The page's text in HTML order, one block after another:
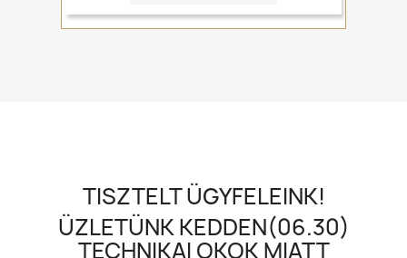
TISZTELT ÜGYFELEINK!
ÜZLETÜNK KEDDEN(06.30)
TECHNIKAI OKOK MIATT